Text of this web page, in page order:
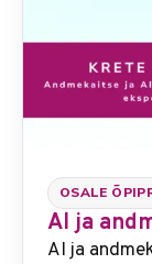
OSALE
AI ja
AI ja